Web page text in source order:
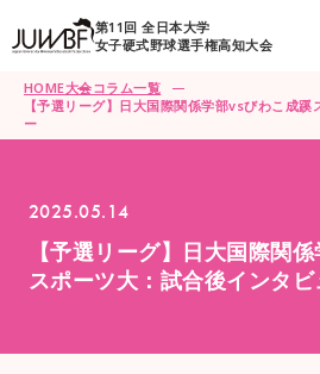
第11回 全日本大学
女子硬式野球選手権高知大会
HOME大会コラム一覧
【予選リーグ】日大国際関係学部vsびわこ成
ー
2025.05.14
【予選リーグ】日大国際関
スポーツ大：試合後インタビ